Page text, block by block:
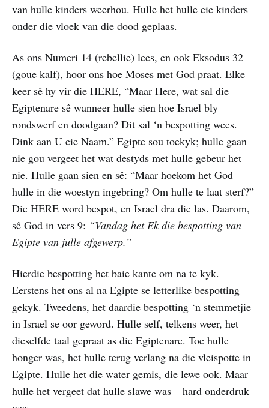
van hulle kinders weerhou. Hulle het hulle eie kinders
onder die vloek van die dood geplaas.
As ons Numeri 14 (rebellie) lees, en ook Eksodus 32
(goue kalf), hoor ons hoe Moses met God praat. Elke
keer sê hy vir die HERE, “Maar Here, wat sal die
Egiptenare sê wanneer hulle sien hoe Israel bly
rondswerf en doodgaan? Dit sal ‘n bespotting wees.
Dink aan U eie Naam.” Egipte sou toekyk; hulle gaan
nie gou vergeet het wat destyds met hulle gebeur het
nie. Hulle gaan sien en sê: “Maar hoekom het God
hulle in die woestyn ingebring? Om hulle te laat sterf?”
Die HERE word bespot, en Israel dra die las. Daarom,
sê God in vers 9: “Vandag het Ek die bespotting van
Egipte van julle afgewerp.”
Hierdie bespotting het baie kante om na te kyk.
Eerstens het ons al na Egipte se letterlike bespotting
gekyk. Tweedens, het daardie bespotting ‘n stemmetjie
in Israel se oor geword. Hulle self, telkens weer, het
dieselfde taal gepraat as die Egiptenare. Toe hulle
honger was, het hulle terug verlang na die vleispotte in
Egipte. Hulle het die water gemis, die lewe ook. Maar
hulle het vergeet dat hulle slawe was – hard onderdruk